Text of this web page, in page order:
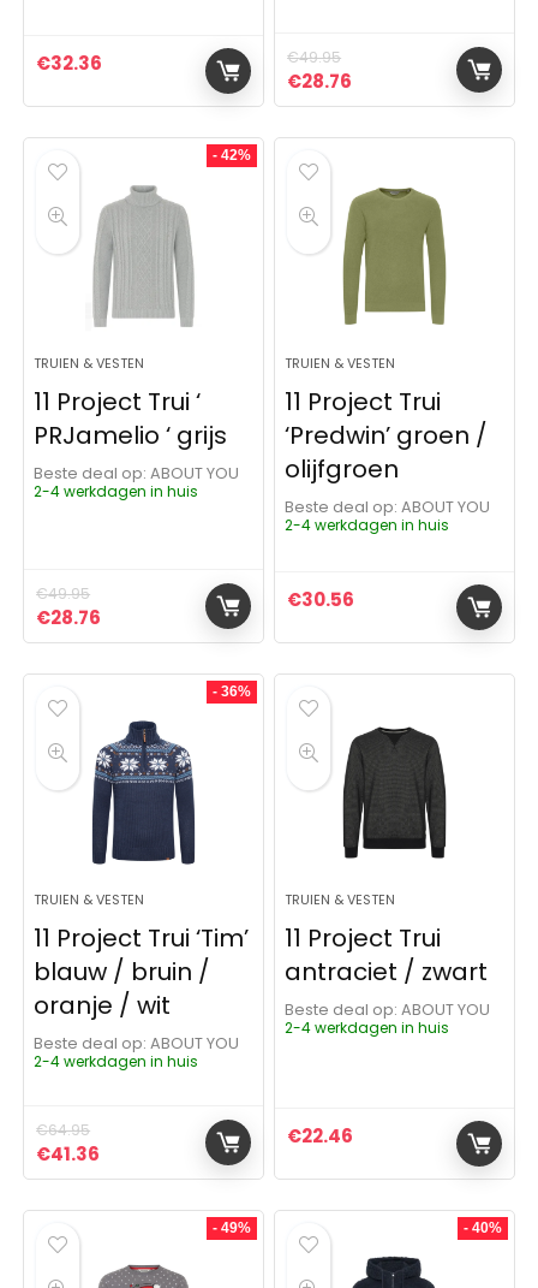
€32.36 €49.95
Oorspronkelijke prijs
€28.76 Huidige prijs is:
- 42%
TRUIEN & VESTEN
11 Project Trui ‘
PRJamelio ‘ grijs
Beste deal op:
ABOUT YOU
2-4 werkdagen in huis
€49.95
Oorspronkelijke prijs was: €49.95.
€28.76 Huidige prijs is: €28.76.
TRUIEN & VESTEN
11 Project Trui
‘Predwin’ groen /
olijfgroen
Beste deal op:
ABOUT YOU
2-4 werkdagen in huis
€30.56
- 36%
TRUIEN & VESTEN
11 Project Trui ‘Tim’
blauw / bruin /
oranje / wit
Beste deal op:
ABOUT YOU
2-4 werkdagen in huis
€64.95
Oorspronkelijke prijs was: €64.95.
€41.36 Huidige prijs is: €41.36.
TRUIEN & VESTEN
11 Project Trui
antraciet / zwart
Beste deal op:
ABOUT YOU
2-4 werkdagen in huis
€22.46
- 49% - 40%